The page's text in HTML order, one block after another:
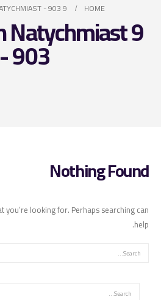
HOME
9 SLOTTICA PLN NATYCHMIAST - 903
Natychmiast
- 903
Nothing Found
you’re looking for. Perhaps searching can
help.